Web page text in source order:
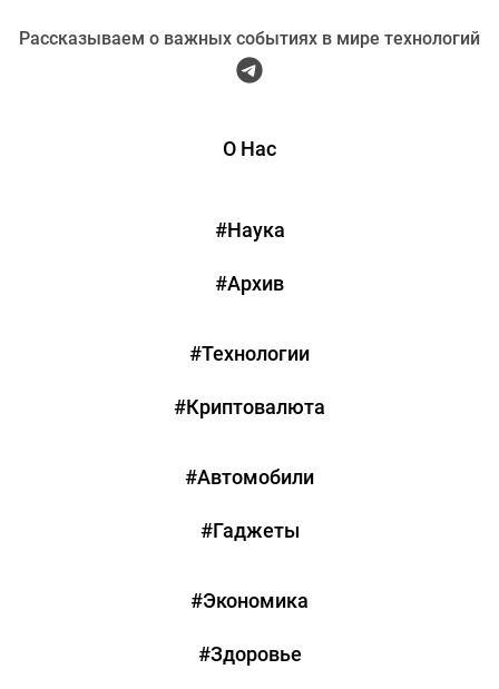
Рассказываем о важных событиях в мире технологий
О Нас
#Наука
#Архив
#Технологии
#Криптовалюта
#Автомобили
#Гаджеты
#Экономика
#Здоровье